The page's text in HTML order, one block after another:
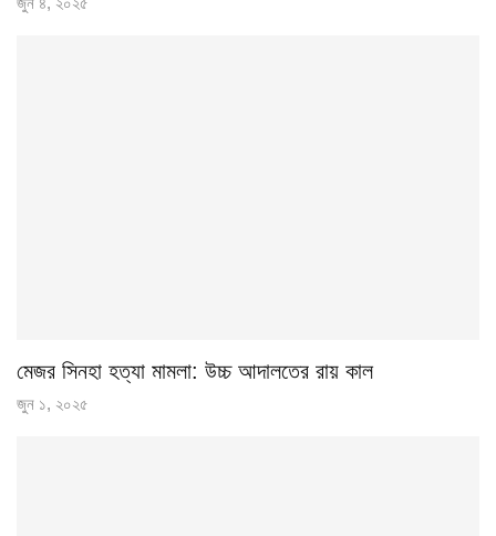
মেজর সিনহা হত্যা মামলা: উচ্চ আদালতের রায় কাল
জুন ১, ২০২৫